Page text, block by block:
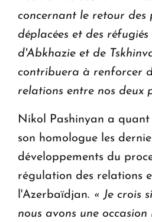
concernant le retour des
déplacées et des
d'Abkhazie et de
contribuera à renforcer
relations entre nos deux
Nikol Pashinyan a
son homologue les
développements du
régulation des relations
l'Azerbaïdjan. « Je crois
nous avons une